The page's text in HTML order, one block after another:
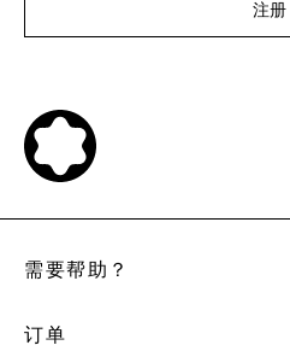
注册
需要帮助？
订单